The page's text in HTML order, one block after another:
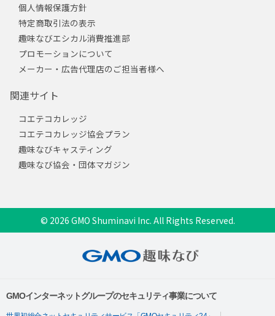
個人情報保護方針
特定商取引法の表示
趣味なびエシカル消費推進部
プロモーションについて
メーカー・広告代理店のご担当者様へ
関連サイト
コエテコカレッジ
コエテコカレッジ協会プラン
趣味なびキャスティング
趣味なび協会・団体マガジン
© 2026 GMO Shuminavi Inc. All Rights Reserved.